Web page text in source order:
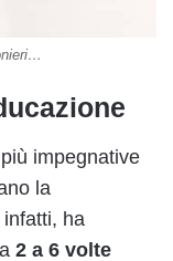
impegnative
la
ha
2 a 6 volte